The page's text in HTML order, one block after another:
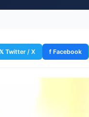
Twitter / X f Facebook